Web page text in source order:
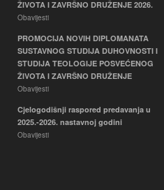
ŽIVOTA I ZAVRŠNO DRUŽENJE 2026.
Obavijesti
PROMOCIJA NOVIH DIPLOMANATA
SUSTAVNOG STUDIJA DUHOVNOSTI I
STUDIJA TEOLOGIJE POSVEĆENOG
ŽIVOTA I ZAVRŠNO DRUŽENJE
Obavijesti
Cjelogodišnji raspored predavanja u
2025.-2026. nastavnoj godini
Obavijesti